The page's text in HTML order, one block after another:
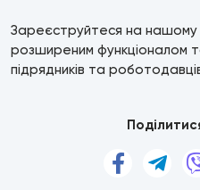
Зареєструйтеся на нашому
розширеним функціоналом
підрядників та